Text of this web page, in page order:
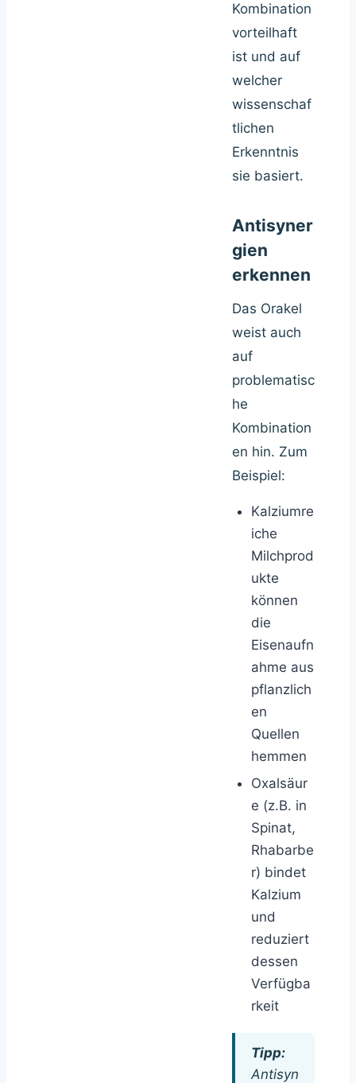
Kombination
vorteilhaft
ist und auf
welcher
wissenschaf
tlichen
Erkenntnis
sie basiert.
Antisyner
gien
erkennen
Das Orakel
weist auch
auf
problematisc
he
Kombination
en hin. Zum
Beispiel:
Kalziumre
iche
Milchprod
ukte
können
die
Eisenaufn
ahme aus
pflanzlich
en
Quellen
hemmen
Oxalsäur
e (z.B. in
Spinat,
Rhabarbe
r) bindet
Kalzium
und
reduziert
dessen
Verfügba
rkeit
Tipp:
Antisyn